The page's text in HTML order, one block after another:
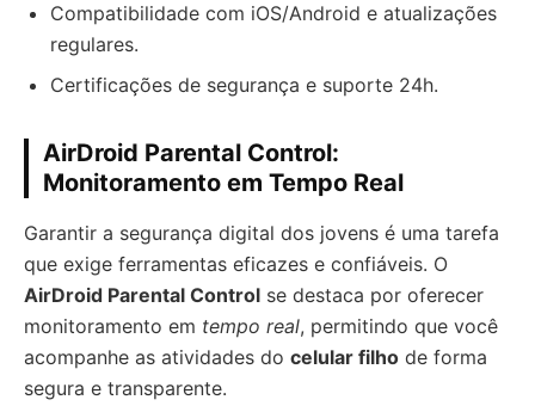
Compatibilidade com iOS/Android e atualizações
regulares.
Certificações de segurança e suporte 24h.
AirDroid Parental Control:
Monitoramento em Tempo Real
Garantir a segurança digital dos jovens é uma tarefa
que exige ferramentas eficazes e confiáveis. O
AirDroid Parental Control se destaca por oferecer
monitoramento em tempo real, permitindo que você
acompanhe as atividades do celular filho de forma
segura e transparente.